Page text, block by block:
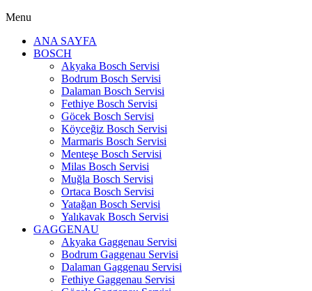
Menu
ANA SAYFA
BOSCH
Akyaka Bosch Servisi
Bodrum Bosch Servisi
Dalaman Bosch Servisi
Fethiye Bosch Servisi
Göcek Bosch Servisi
Köyceğiz Bosch Servisi
Marmaris Bosch Servisi
Menteşe Bosch Servisi
Milas Bosch Servisi
Muğla Bosch Servisi
Ortaca Bosch Servisi
Yatağan Bosch Servisi
Yalıkavak Bosch Servisi
GAGGENAU
Akyaka Gaggenau Servisi
Bodrum Gaggenau Servisi
Dalaman Gaggenau Servisi
Fethiye Gaggenau Servisi